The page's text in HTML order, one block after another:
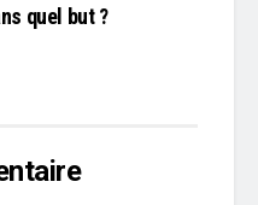
quel but ?